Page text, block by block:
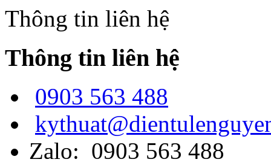
Thông tin liên hệ
Thông tin liên hệ
0903 563 488
Zalo: 0903 563 488